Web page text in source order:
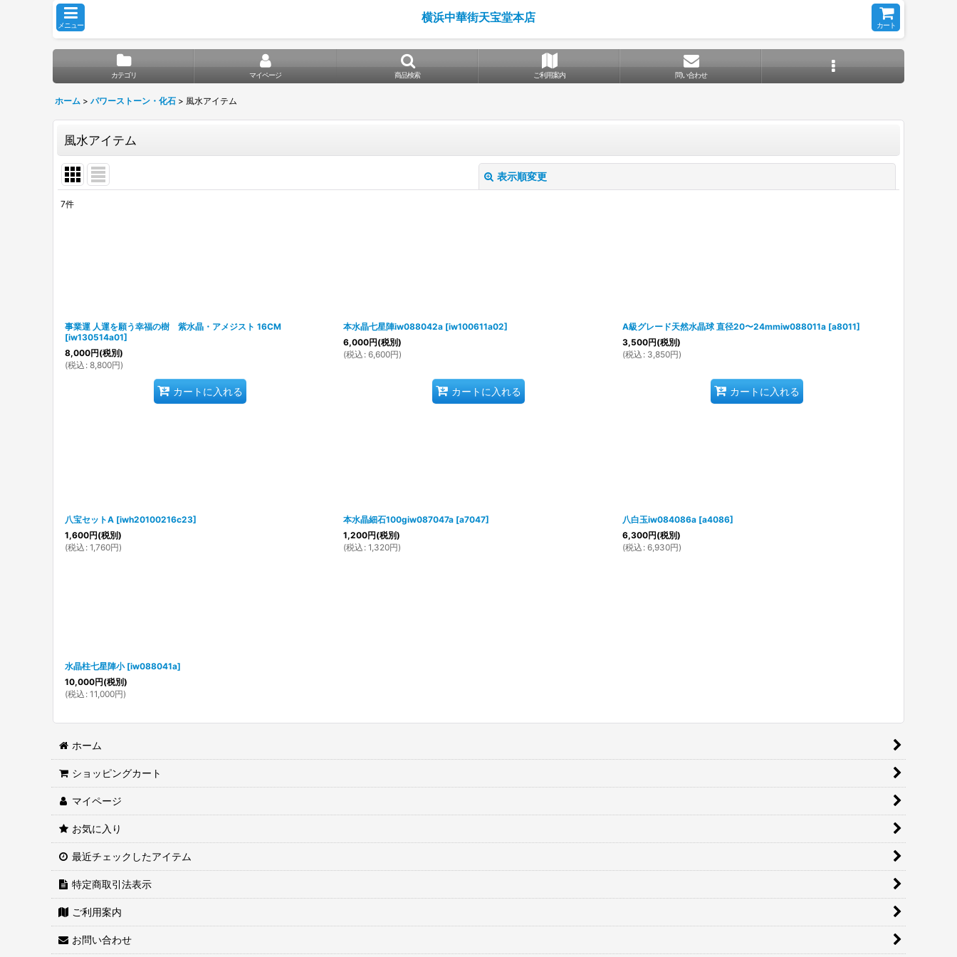
メニュー
横浜中華街天宝堂本店
カート
カテゴリ マイページ 商品検索 ご利用案内 問い合わせ
ホーム > パワーストーン・化石 > 風水アイテム
風水アイテム
表示順変更
7件
事業運 人運を願う幸福の樹 紫水晶・アメジスト 16CM
[iw130514a01]
8,000円(税別)
(税込 : 8,800円)
カートに入れる
本水晶七星陣iw088042a [iw100611a02]
6,000円(税別)
(税込 : 6,600円)
カートに入れる
A級グレード天然水晶球 直径20〜24mmiw088011a [a8011]
3,500円(税別)
(税込 : 3,850円)
カートに入れる
八宝セットA [iwh20100216c23]
1,600円(税別)
(税込 : 1,760円)
本水晶細石100giw087047a [a7047]
1,200円(税別)
(税込 : 1,320円)
八白玉iw084086a [a4086]
6,300円(税別)
(税込 : 6,930円)
水晶柱七星陣小 [iw088041a]
10,000円(税別)
(税込 : 11,000円)
ホーム
ショッピングカート
マイページ
お気に入り
最近チェックしたアイテム
特定商取引法表示
ご利用案内
お問い合わせ